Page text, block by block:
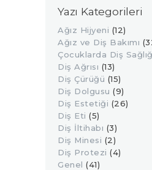
Yazı Kategorileri
Ağız Hijyeni (12)
Ağız ve Diş Bakımı
Çocuklarda Diş
Diş Ağrısı (13)
Diş Çürüğü (15)
Diş Dolgusu (9)
Diş Estetiği (26)
Diş Eti (5)
Diş İltihabı (3)
Diş Minesi (2)
Diş Protezi (4)
Genel (41)